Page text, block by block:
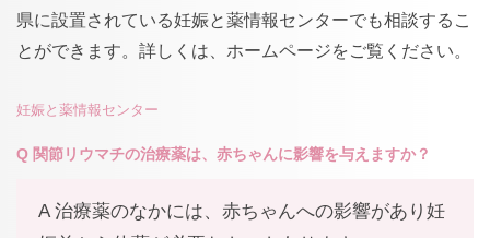
県に設置されている妊娠と薬情報センターでも相談するこ
とができます。詳しくは、ホームページをご覧ください。
妊娠と薬情報センター
Q 関節リウマチの治療薬は、赤ちゃんに影響を与えますか？
A 治療薬のなかには、赤ちゃんへの影響があり妊